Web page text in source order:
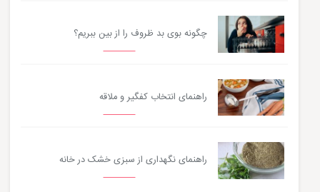
چگونه بوی بد ظروف را از بین ببریم؟
راهنمای انتخاب کفگیر و ملاقه
راهنمای نگهداری از سبزی خشک در خانه